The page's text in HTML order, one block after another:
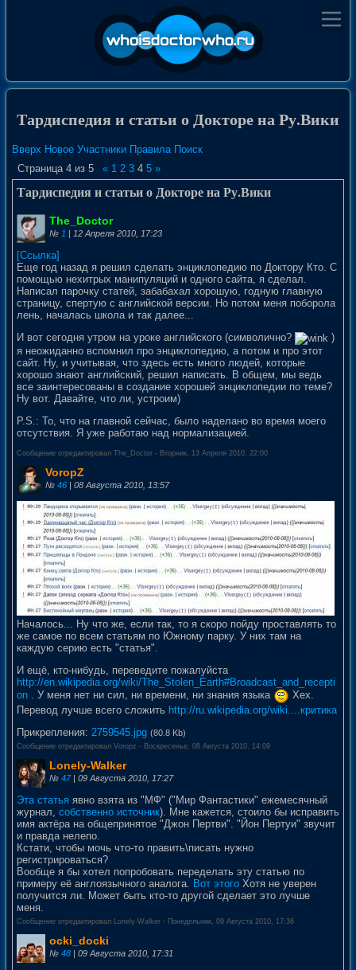
Тардиспедия и статьи о Докторе на Ру.Вики
Вверх Новое Участники Правила Поиск
Страница 4 из 5 « 1 2 3 4 5 »
Тардиспедия и статьи о Докторе на Ру.Вики
The_Doctor
№ 1 | 12 Апреля 2010, 17:23
[Ссылка]
Еще год назад я решил сделать энциклопедию по Доктору Кто. С
помощью нехитрых манипуляций и одного сайта, я сделал.
Написал парочку статей, забабахал хорошую, годную главную
страницу, спертую с английской версии. Но потом меня поборола
лень, началась школа и так далее...
И вот сегодня утром на уроке английского (символично?
)
я неожиданно вспомнил про энциклопедию, а потом и про этот
сайт. Ну, и учитывая, что здесь есть много людей, которые
хорошо знают английский, решил написать. В общем, мы ведь
все заинтересованы в создание хорошей энциклопедии по теме?
Ну вот. Давайте, что ли, устроим)
P.S.: То, что на главной сейчас, было наделано во время моего
отсутствия. Я уже работаю над нормализацией.
Сообщение отредактировал The_Doctor - Вторник, 13 Апреля 2010, 22:00
VoropZ
№ 46| 08 Августа 2010, 13:57
Началось... Ну что же, если так, то я скоро пойду проставлять то
же самое по всем статьям по Южному парку. У них там на
каждую серию есть "статья".
И ещё, кто-нибудь, переведите пожалуйста
http://en.wikipedia.org/wiki/The_Stolen_Earth#Broadcast_and_recepti
on . У меня нет ни сил, ни времени, ни знания языка
Хех.
Перевод лучше всего сложить http://ru.wikipedia.org/wiki....критика
Прикрепления: 2759545.jpg (80.8 Kb)
Сообщение отредактировал Voropz - Воскресенье, 08 Августа 2010, 14:09
Lonely-Walker
№ 47| 09 Августа 2010, 17:27
Эта статья явно взята из "МФ" ("Мир Фантастики" ежемесячный
журнал, собственно источник). Мне кажется, стоило бы исправить
имя актёра на общепринятое "Джон Пертви". "Йон Пертуи" звучит
и правда нелепо.
Кстати, чтобы мочь что-то править\писать нужно
регистрироваться?
Вообще я бы хотел попробовать переделать эту статью по
примеру её англоязычного аналога.
Вот этого Хотя не уверен
получится ли. Может быть кто-то другой сделает это лучше
меня.
Сообщение отредактировал Lonely-Walker - Понедельник, 09 Августа 2010, 17:36
ocki_docki
№ 48 | 09 Августа 2010, 17:31